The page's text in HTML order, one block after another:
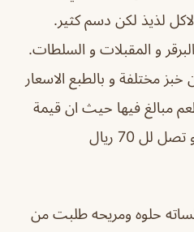
لذيذ لكن دسم كثير.
و المقبلات و السلطات.
خبز مختلفة و بالطبع الاسعار
مبالغ فيها حيث ان قيمة
حلوه ومريحه طلبت من